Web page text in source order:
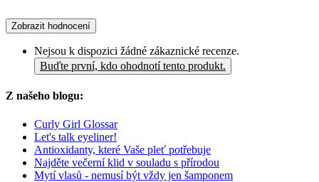
Zobrazit hodnocení
Nejsou k dispozici žádné zákaznické recenze.
Buďte první, kdo ohodnotí tento produkt.
Z našeho blogu:
Curly Girl Glossar
Let's talk eyeliner!
Antioxidanty, které Vaše pleť potřebuje
Najděte večerní klid v souladu s přírodou
Mytí vlasů - nemusí být vždy jen šamponem